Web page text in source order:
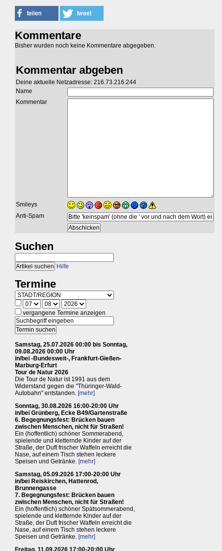
Kommentare
Bisher wurden noch keine Kommentare abgegeben.
Kommentar abgeben
Deine aktuelle Netzadresse: 216.73.216.244
Name
Kommentar
Smileys
Anti-Spam
Suchen
Hilfe
Termine
vergangene Termine anzeigen
Samstag, 25.07.2026 00:00 bis Sonntag,
09.08.2026 00:00 Uhr
in/bei -Bundesweit-, Frankfurt-Gießen-
Marburg-Erfurt
Tour de Natur 2026
Die Tour de Natur ist 1991 aus dem
Widerstand gegen die "Thüringer-Wald-
Autobahn" entstanden. [mehr]
Sonntag, 30.08.2026 16:00-20:00 Uhr
in/bei Grünberg, Ecke B49/Gartenstraße
6. Begegnungsfest: Brücken bauen
zwischen Menschen, nicht für Straßen!
Ein (hoffentlich) schöner Sommerabend,
spielende und kletternde Kinder auf der
Straße, der Duft frischer Waffeln erreicht die
Nase, auf einem Tisch stehen leckere
Speisen und Getränke. [mehr]
Samstag, 05.09.2026 17:00-20:00 Uhr
in/bei Reiskirchen, Hattenrod,
Brunnengasse
7. Begegnungsfest: Brücken bauen
zwischen Menschen, nicht für Straßen!
Ein (hoffentlich) schöner Spätsommerabend,
spielende und kletternde Kinder auf der
Straße, der Duft frischer Waffeln erreicht die
Nase, auf einem Tisch stehen leckere
Speisen und Getränke. [mehr]